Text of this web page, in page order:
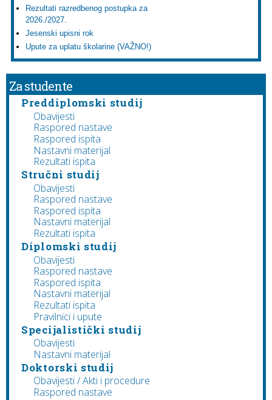
Rezultati razredbenog postupka za
2026./2027.
Jesenski upisni rok
Upute za uplatu školarine (VAŽNO!)
Za studente
Preddiplomski studij
Obavijesti
Raspored nastave
Raspored ispita
Nastavni materijal
Rezultati ispita
Stručni studij
Obavijesti
Raspored nastave
Raspored ispita
Nastavni materijal
Rezultati ispita
Diplomski studij
Obavijesti
Raspored nastave
Raspored ispita
Nastavni materijal
Rezultati ispita
Pravilnici i upute
Specijalistički studij
Obavijesti
Nastavni materijal
Doktorski studij
Obavijesti / Akti i procedure
Raspored nastave